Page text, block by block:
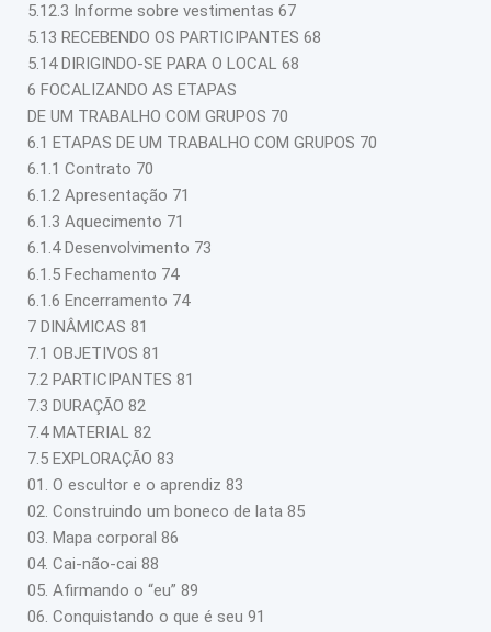
5.12.3 Informe sobre vestimentas 67
5.13 RECEBENDO OS PARTICIPANTES 68
5.14 DIRIGINDO-SE PARA O LOCAL 68
6 FOCALIZANDO AS ETAPAS
DE UM TRABALHO COM GRUPOS 70
6.1 ETAPAS DE UM TRABALHO COM GRUPOS 70
6.1.1 Contrato 70
6.1.2 Apresentação 71
6.1.3 Aquecimento 71
6.1.4 Desenvolvimento 73
6.1.5 Fechamento 74
6.1.6 Encerramento 74
7 DINÂMICAS 81
7.1 OBJETIVOS 81
7.2 PARTICIPANTES 81
7.3 DURAÇÃO 82
7.4 MATERIAL 82
7.5 EXPLORAÇÃO 83
01. O escultor e o aprendiz 83
02. Construindo um boneco de lata 85
03. Mapa corporal 86
04. Cai-não-cai 88
05. Afirmando o “eu” 89
06. Conquistando o que é seu 91